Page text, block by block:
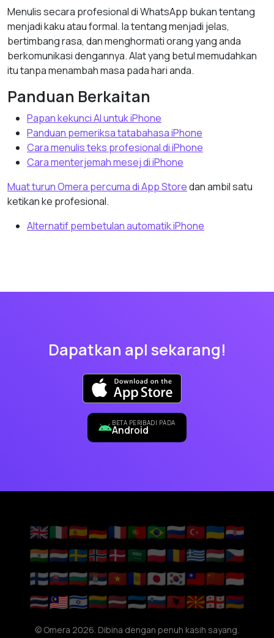
Menulis secara profesional di WhatsApp bukan tentang
menjadi kaku atau formal. Ia tentang menjadi jelas,
bertimbang rasa, dan menghormati orang yang anda
berkomunikasi dengannya. Alat yang betul memudahkan
itu tanpa menambah masa pada hari anda.
Panduan Berkaitan
Papan kekunci AI untuk iPhone
Panduan pemeriksa tatabahasa iPhone
Cara menulis teks profesional di iPhone
Cara menterjemah mesej di iPhone
Muat turun Omera percuma di App Storedan ambil satu
ketikan ke profesional.
Alternatif pembetulan automatik iPhone
Dapatkan apl sekarang!
BETA PERIBADI PADA
Android
🇬🇧🇮🇹🇪🇸🇩🇪🇫🇷🇵🇹🇧🇷🇷🇺🇹🇷🇺🇦🇭🇷
🇮🇳🇳🇱🇸🇪🇳🇴🇩🇰🇸🇦🇵🇱🇷🇴🇬🇷🇭🇺🇨🇿
🇫🇮🇸🇰🇧🇬🇷🇸🇻🇳🇦🇩🇯🇵🇰🇷🇹🇼🇨🇳🇮🇩
🇹🇭🇲🇾🇮🇱🇱🇹🇱🇻🇪🇪🇸🇮🇦🇱🇲🇰🇬🇪🇦🇲
© Omera 2026. Dibina dengan penuh kasih sayang.